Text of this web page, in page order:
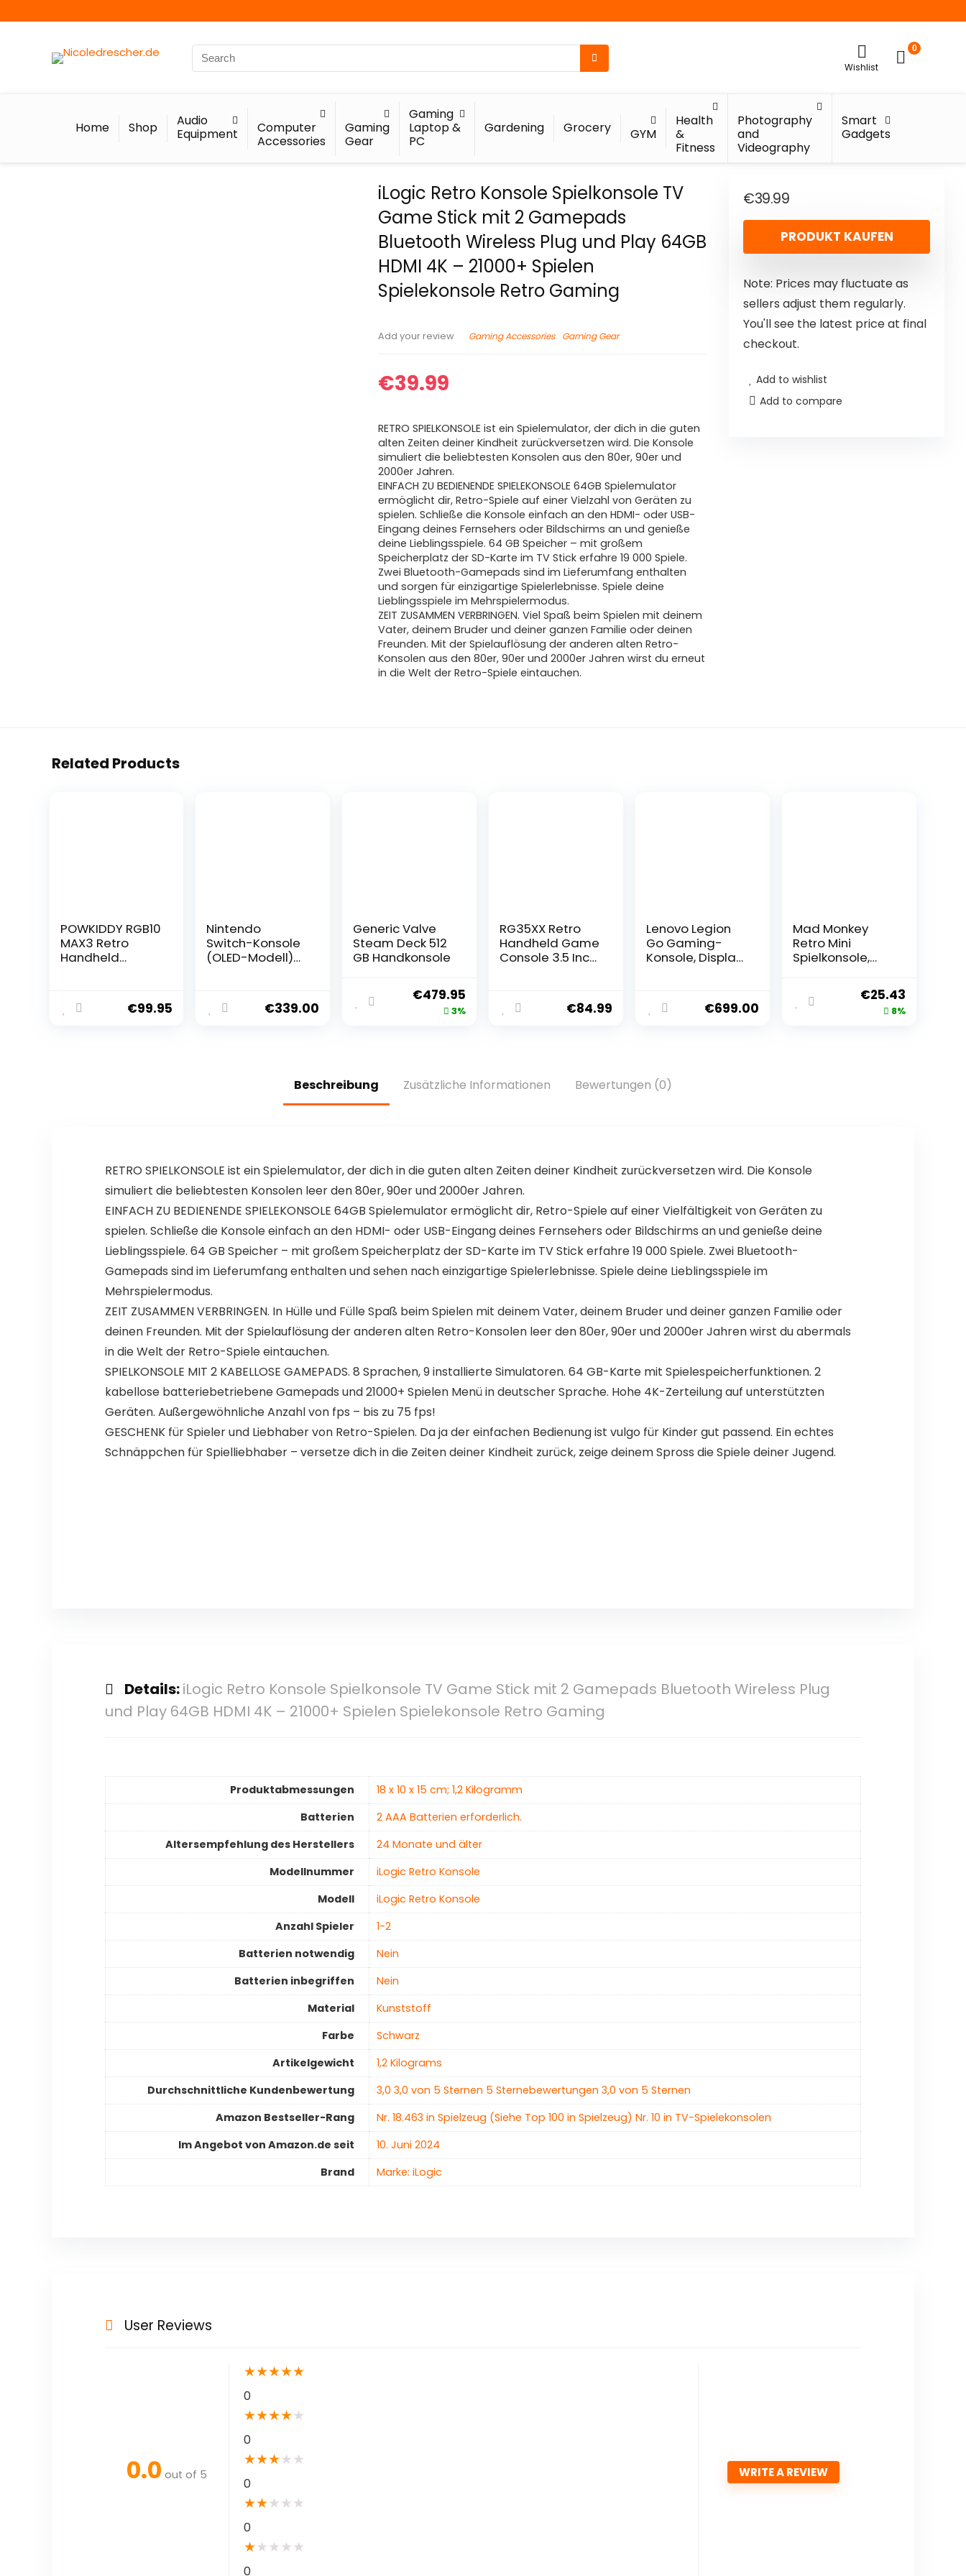
Wishlist
0
Home Shop
Audio
Equipment
Computer
Accessories
Gaming
Gear
Gaming
Laptop &
PC
Gardening Grocery GYM
Health
&
Fitness
Photography
and
Videography
Smart
Gadgets
iLogic Retro Konsole Spielkonsole TV
Game Stick mit 2 Gamepads
Bluetooth Wireless Plug und Play 64GB
HDMI 4K – 21000+ Spielen
Spielekonsole Retro Gaming
Add your review Gaming Accessories Gaming Gear
€39.99
RETRO SPIELKONSOLE ist ein Spielemulator, der dich in die guten
alten Zeiten deiner Kindheit zurückversetzen wird. Die Konsole
simuliert die beliebtesten Konsolen aus den 80er, 90er und
2000er Jahren.
EINFACH ZU BEDIENENDE SPIELEKONSOLE 64GB Spielemulator
ermöglicht dir, Retro-Spiele auf einer Vielzahl von Geräten zu
spielen. Schließe die Konsole einfach an den HDMI- oder USB-
Eingang deines Fernsehers oder Bildschirms an und genieße
deine Lieblingsspiele. 64 GB Speicher – mit großem
Speicherplatz der SD-Karte im TV Stick erfahre 19 000 Spiele.
Zwei Bluetooth-Gamepads sind im Lieferumfang enthalten
und sorgen für einzigartige Spielerlebnisse. Spiele deine
Lieblingsspiele im Mehrspielermodus.
ZEIT ZUSAMMEN VERBRINGEN. Viel Spaß beim Spielen mit deinem
Vater, deinem Bruder und deiner ganzen Familie oder deinen
Freunden. Mit der Spielauflösung der anderen alten Retro-
Konsolen aus den 80er, 90er und 2000er Jahren wirst du erneut
in die Welt der Retro-Spiele eintauchen.
€39.99
PRODUKT KAUFEN
Note: Prices may fluctuate as
sellers adjust them regularly.
You'll see the latest price at final
checkout.
Add to wishlist
Add to compare
Related Products
POWKIDDY RGB10
MAX3 Retro
Handheld
Joystick, 20+
Emulatoren für
€99.95
Nintendo
Switch-Konsole
(OLED-Modell)
€339.00
Generic Valve
Steam Deck 512
GB Handkonsole
€479.95
3%
RG35XX Retro
Handheld Game
Console 3.5 Inch
System with a
64G Card Pre-
€84.99
Lenovo Legion
Go Gaming-
Konsole, Display
Ryzen Z1
Extreme, 16 GB
Home) schwarz
€699.00
Mad Monkey
Retro Mini
Spielkonsole,
Spielekonsole
für unterwegs,
153 Spiele, Retro
€25.43
8%
Beschreibung Zusätzliche Informationen Bewertungen (0)
RETRO SPIELKONSOLE ist ein Spielemulator, der dich in die guten alten Zeiten deiner Kindheit zurückversetzen wird. Die Konsole
simuliert die beliebtesten Konsolen leer den 80er, 90er und 2000er Jahren.
EINFACH ZU BEDIENENDE SPIELEKONSOLE 64GB Spielemulator ermöglicht dir, Retro-Spiele auf einer Vielfältigkeit von Geräten zu
spielen. Schließe die Konsole einfach an den HDMI- oder USB-Eingang deines Fernsehers oder Bildschirms an und genieße deine
Lieblingsspiele. 64 GB Speicher – mit großem Speicherplatz der SD-Karte im TV Stick erfahre 19 000 Spiele. Zwei Bluetooth-
Gamepads sind im Lieferumfang enthalten und sehen nach einzigartige Spielerlebnisse. Spiele deine Lieblingsspiele im
Mehrspielermodus.
ZEIT ZUSAMMEN VERBRINGEN. In Hülle und Fülle Spaß beim Spielen mit deinem Vater, deinem Bruder und deiner ganzen Familie oder
deinen Freunden. Mit der Spielauflösung der anderen alten Retro-Konsolen leer den 80er, 90er und 2000er Jahren wirst du abermals
in die Welt der Retro-Spiele eintauchen.
SPIELKONSOLE MIT 2 KABELLOSE GAMEPADS. 8 Sprachen, 9 installierte Simulatoren. 64 GB-Karte mit Spielespeicherfunktionen. 2
kabellose batteriebetriebene Gamepads und 21000+ Spielen Menü in deutscher Sprache. Hohe 4K-Zerteilung auf unterstützten
Geräten. Außergewöhnliche Anzahl von fps – bis zu 75 fps!
GESCHENK für Spieler und Liebhaber von Retro-Spielen. Da ja der einfachen Bedienung ist vulgo für Kinder gut passend. Ein echtes
Schnäppchen für Spielliebhaber – versetze dich in die Zeiten deiner Kindheit zurück, zeige deinem Spross die Spiele deiner Jugend.
Details:iLogic Retro Konsole Spielkonsole TV Game Stick mit 2 Gamepads Bluetooth Wireless Plug
und Play 64GB HDMI 4K – 21000+ Spielen Spielekonsole Retro Gaming
Produktabmessungen
‎18 x 10 x 15 cm; 1,2 Kilogramm
Batterien
‎2 AAA Batterien erforderlich.
Altersempfehlung des Herstellers
‎24 Monate und älter
Modellnummer
‎iLogic Retro Konsole
Modell
‎iLogic Retro Konsole
Anzahl Spieler
‎1-2
Batterien notwendig
‎Nein
Batterien inbegriffen
‎Nein
Material
‎Kunststoff
Farbe
‎Schwarz
Artikelgewicht
‎1,2 Kilograms
Durchschnittliche Kundenbewertung
3,0 3,0 von 5 Sternen 5 Sternebewertungen 3,0 von 5 Sternen
Amazon Bestseller-Rang
Nr. 18.463 in Spielzeug (Siehe Top 100 in Spielzeug) Nr. 10 in TV-Spielekonsolen
Im Angebot von Amazon.de seit
10. Juni 2024
Brand
Marke: iLogic
User Reviews
0.0 out of 5
★★★★★
0
★★★★★
0
★★★★ ★
0
★★★ ★ ★
0
★★ ★ ★ ★
0
WRITE A REVIEW